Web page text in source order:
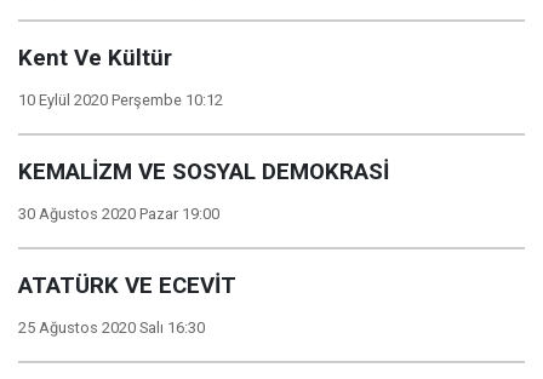
Kent Ve Kültür
10 Eylül 2020 Perşembe 10:12
KEMALİZM VE SOSYAL DEMOKRASİ
30 Ağustos 2020 Pazar 19:00
ATATÜRK VE ECEVİT
25 Ağustos 2020 Salı 16:30